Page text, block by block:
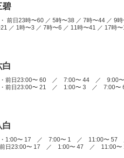
碧
前日23時〜60 ／ 5時〜38 ／ 7時〜44 ／ 9
／ 1時〜3 ／ 7時〜6 ／ 11時〜41 ／ 17時〜
白
・前日23:00〜 60 ／ 7:00〜 44 ／
・前日23:00〜 21 ／ 1:00〜 3 ／ 7:00〜
白
・1:00〜 17 ／ 7:00〜 1 ／ 11:00〜
前日23:00〜 17 ／ 1:00〜 47 ／ 11:00〜